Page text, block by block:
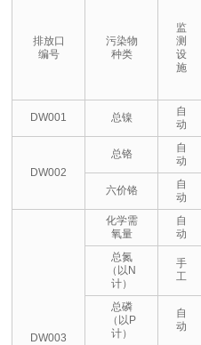
排放口
编号
污染物
种类
监
测
设
施
DW001 总镍
自
动
DW002
总铬
自
动
六价铬
自
动
DW003
化学需
氧量
自
动
总氮
（以N
计）
手
工
总磷
（以P
计）
自
动